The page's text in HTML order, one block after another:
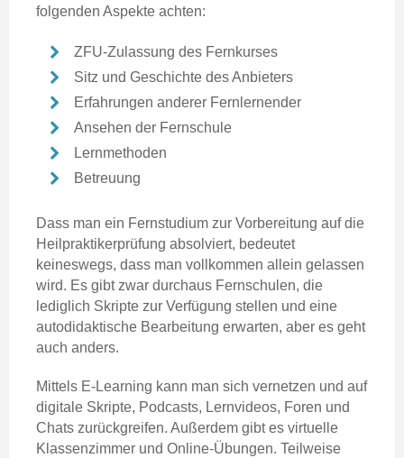
folgenden Aspekte achten:
ZFU-Zulassung des Fernkurses
Sitz und Geschichte des Anbieters
Erfahrungen anderer Fernlernender
Ansehen der Fernschule
Lernmethoden
Betreuung
Dass man ein Fernstudium zur Vorbereitung auf die
Heilpraktikerprüfung absolviert, bedeutet
keineswegs, dass man vollkommen allein gelassen
wird. Es gibt zwar durchaus Fernschulen, die
lediglich Skripte zur Verfügung stellen und eine
autodidaktische Bearbeitung erwarten, aber es geht
auch anders.
Mittels E-Learning kann man sich vernetzen und auf
digitale Skripte, Podcasts, Lernvideos, Foren und
Chats zurückgreifen. Außerdem gibt es virtuelle
Klassenzimmer und Online-Übungen. Teilweise